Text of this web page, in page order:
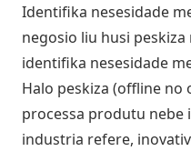
Identifika nesesidade
negosio liu husi
identifika nesesidade
Halo peskiza (offline no
processa produtu
industria refere,